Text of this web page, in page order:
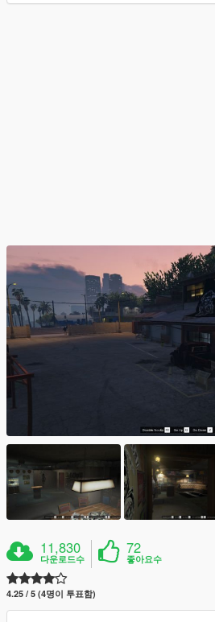
11,830
다운로드수
72
좋아요수
4.25 / 5 (4명이 투표함)